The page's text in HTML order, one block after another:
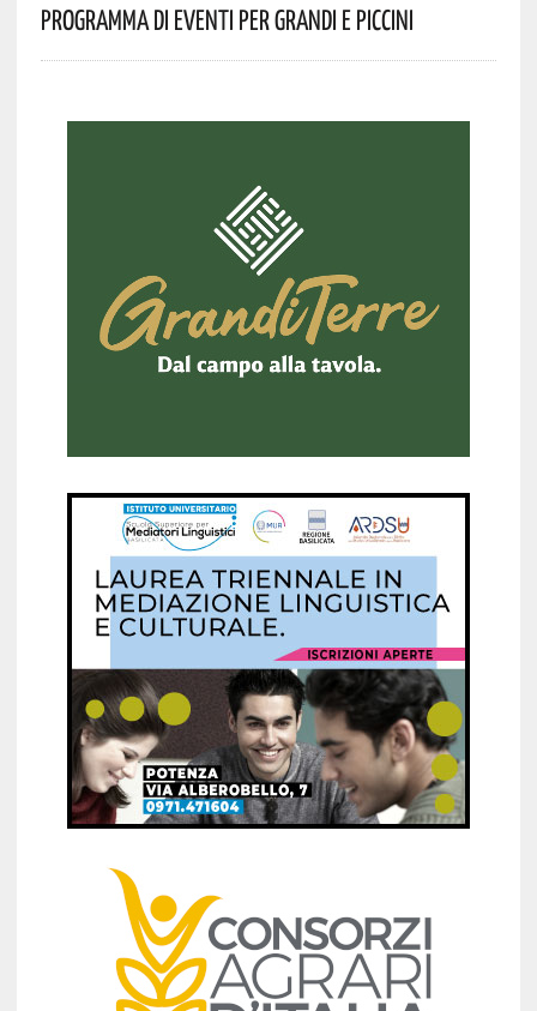
Programma Di Eventi Per Grandi E Piccini